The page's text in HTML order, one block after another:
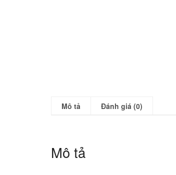
Mô tả Đánh giá (0)
Mô tả